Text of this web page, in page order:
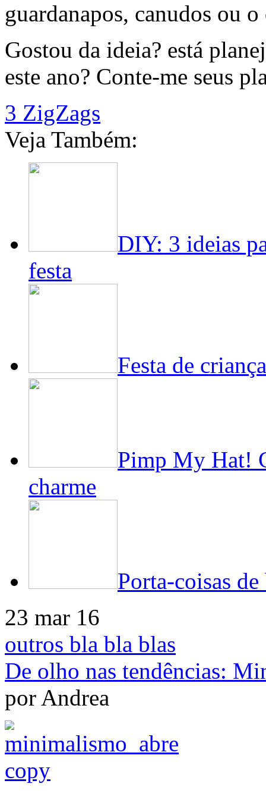
guardanapos, canudos ou
Gostou da ideia? está
este ano? Conte-me seus
3 ZigZags
Veja Também:
DIY: 3 ideias
festa
Festa de
Pimp My Hat!
charme
Porta-coisas
23 mar 16
outros bla bla blas
De olho nas tendências:
por Andrea